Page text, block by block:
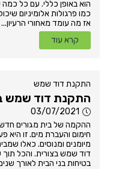
הוא באופן כללי. עם כל
כמו פרגולות אלומיניום
אז מה עומד מאחורי הרעיון...
קרא עוד
התקנת דוד שמש
התקנת דוד שמש
03/07/2021
ההקמה של בית מגורים
חימום והעברת מים. זו היא
מיומנים ומנוסים. כאלו
דוד שמש בצורית. והכל
בטיחות בני הבית לאורך